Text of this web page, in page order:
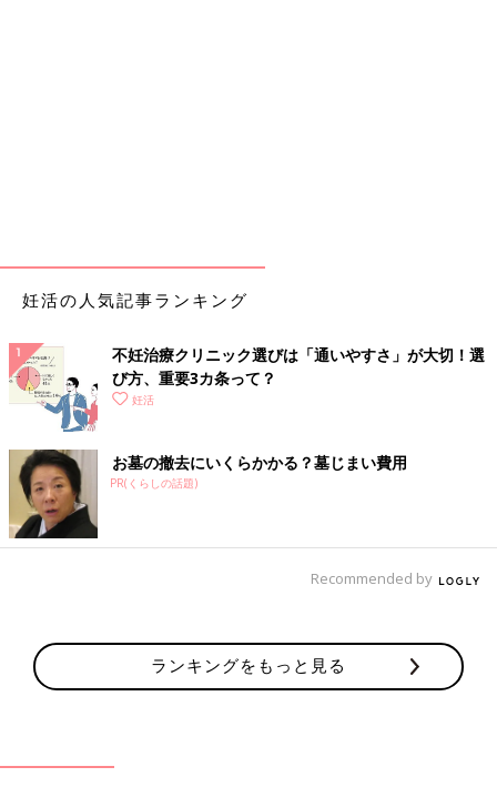
妊活の人気記事ランキング
不妊治療クリニック選びは「通いやすさ」が大切！選
び方、重要3カ条って？
妊活
お墓の撤去にいくらかかる？墓じまい費用
PR(くらしの話題)
Recommended by
ランキングをもっと見る